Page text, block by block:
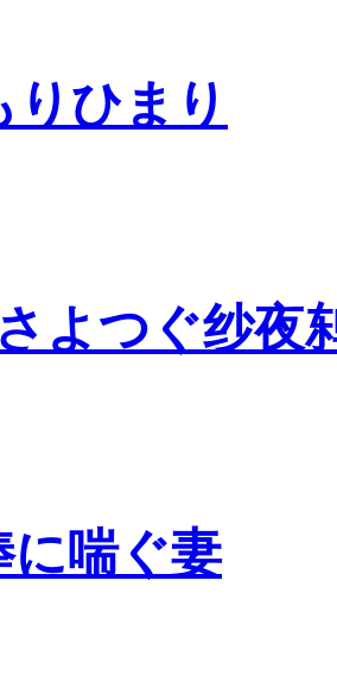
りひまり
よつぐ纱夜
に喘ぐ妻